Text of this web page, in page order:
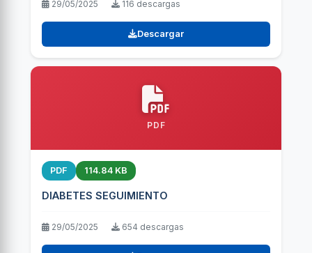
29/05/2025 116 descargas
Descargar
PDF
PDF 114.84 KB
DIABETES SEGUIMIENTO
29/05/2025 654 descargas